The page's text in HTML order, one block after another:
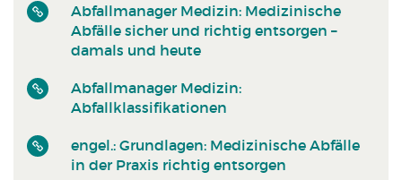
Abfallmanager Medizin: Medizinische
Abfälle sicher und richtig entsorgen –
damals und heute
Abfallmanager Medizin:
Abfallklassifikationen
engel.: Grundlagen: Medizinische Abfälle
in der Praxis richtig entsorgen